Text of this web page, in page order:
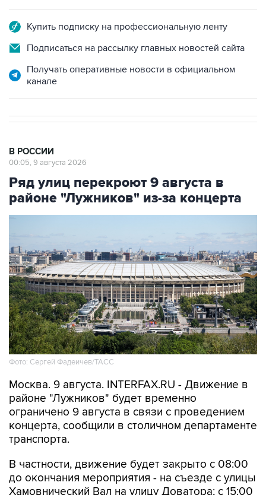
Купить подписку на профессиональную ленту
Подписаться на рассылку главных новостей сайта
Получать оперативные новости в официальном
канале
В РОССИИ
00:05, 9 августа 2026
Ряд улиц перекроют 9 августа в
районе "Лужников" из-за концерта
Фото: Сергей Фадеичев/ТАСС
Москва. 9 августа. INTERFAX.RU - Движение в
районе "Лужников" будет временно
ограничено 9 августа в связи с проведением
концерта, сообщили в столичном департаменте
транспорта.
В частности, движение будет закрыто с 08:00
до окончания мероприятия - на съезде с улицы
Хамовнический Вал на улицу Доватора; с 15:00